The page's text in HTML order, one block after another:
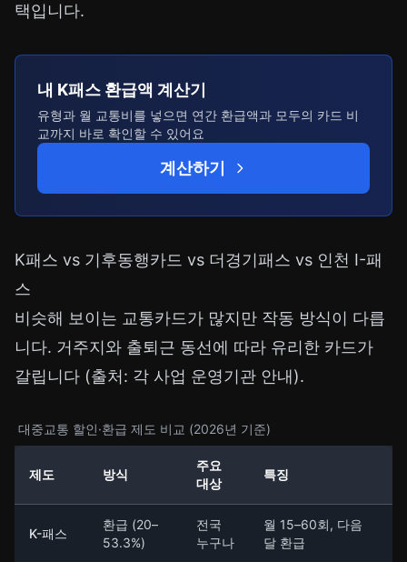
택입니다.
내 K패스 환급액 계산기
유형과 월 교통비를 넣으면 연간 환급액과 모두의 카드 비
교까지 바로 확인할 수 있어요
계산하기
K패스 vs 기후동행카드 vs 더경기패스 vs 인천 I-패
스
비슷해 보이는 교통카드가 많지만 작동 방식이 다릅
니다. 거주지와 출퇴근 동선에 따라 유리한 카드가
갈립니다 (출처: 각 사업 운영기관 안내).
대중교통 할인·환급 제도 비교 (2026년 기준)
제도 방식
주요
대상
특징
K-패스
환급 (20–
53.3%)
전국
누구나
월 15–60회, 다음
달 환급